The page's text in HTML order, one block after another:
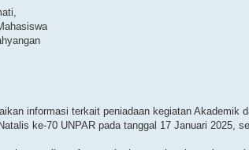
informasi terkait peniadaan kegiatan
ke-70 UNPAR pada tanggal 17 Januari 2025,